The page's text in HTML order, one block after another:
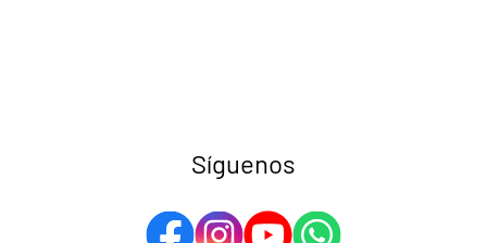
Síguenos